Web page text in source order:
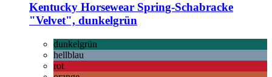
Kentucky Horsewear Spring-​Schabracke
"Velvet", dunkelgrün
dunkelgrün
hellblau
rot